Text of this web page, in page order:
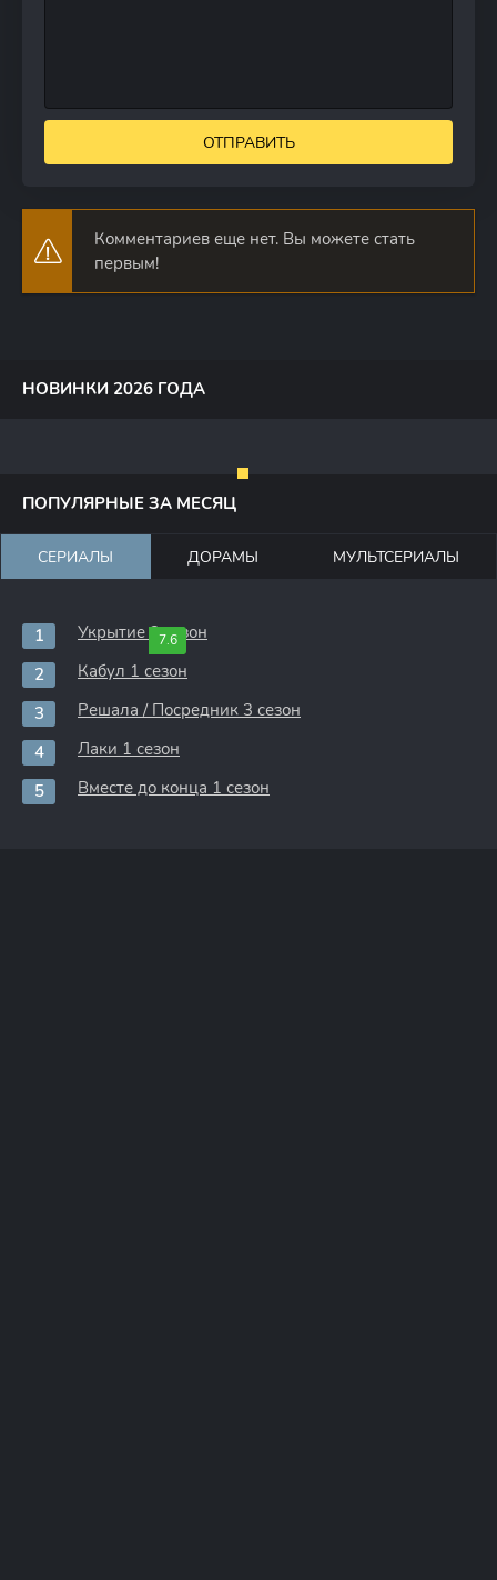
ОТПРАВИТЬ
Комментариев еще нет. Вы можете стать
первым!
НОВИНКИ 2026 ГОДА
ПОПУЛЯРНЫЕ ЗА МЕСЯЦ
СЕРИАЛЫ ДОРАМЫ МУЛЬТСЕРИАЛЫ
7.6
Укрытие 3 сезон
Кабул 1 сезон
Решала / Посредник 3 сезон
Лаки 1 сезон
Вместе до конца 1 сезон